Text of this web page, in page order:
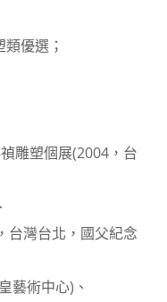
優選；
雕塑個展(2004，台
台灣台北，國父紀念
藝術中心)、